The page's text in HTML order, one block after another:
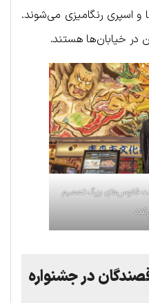
و اسپری رنگامیزی می‌شوند.
در خیابان‌ها هستند.
فانوس‌های بزرگ تصمیم
در جشنواره